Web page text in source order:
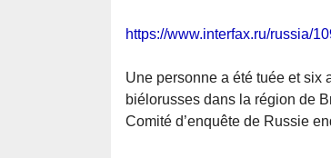
https://www.interfax.ru/russia/
Une personne a été tuée et six
biélorusses dans la région de
Comité d’enquête de Russie